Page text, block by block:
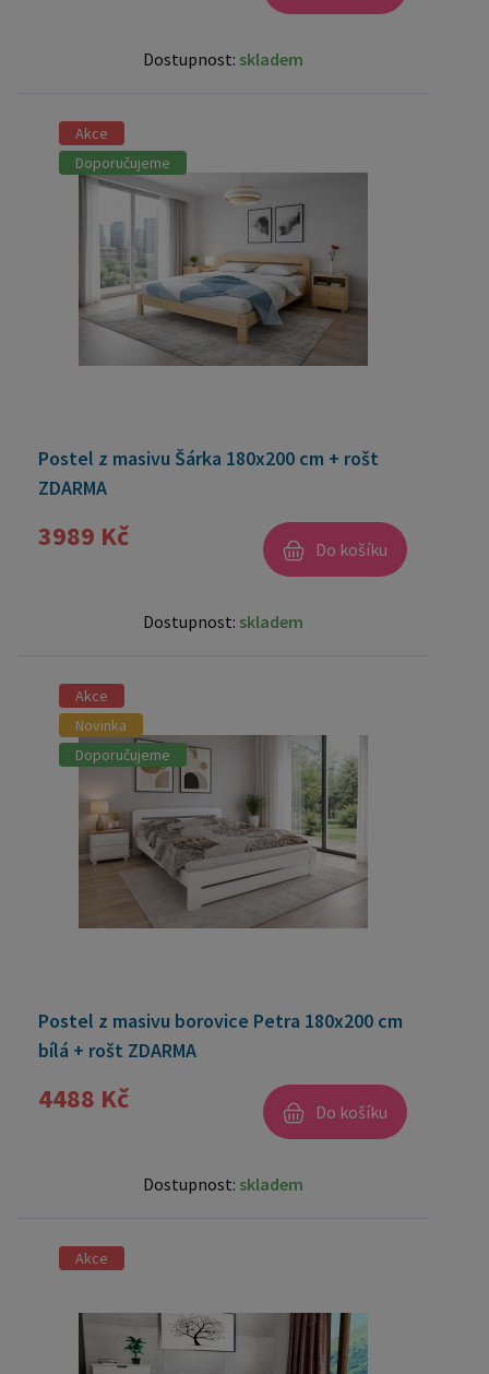
Dostupnost: skladem
Akce
Doporučujeme
Postel z masivu Šárka 180x200 cm + rošt
ZDARMA
3989 Kč Do košíku
Dostupnost: skladem
Akce
Novinka
Doporučujeme
Postel z masivu borovice Petra 180x200 cm
bílá + rošt ZDARMA
4488 Kč Do košíku
Dostupnost: skladem
Akce